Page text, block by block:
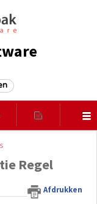
Regel
Afdrukken